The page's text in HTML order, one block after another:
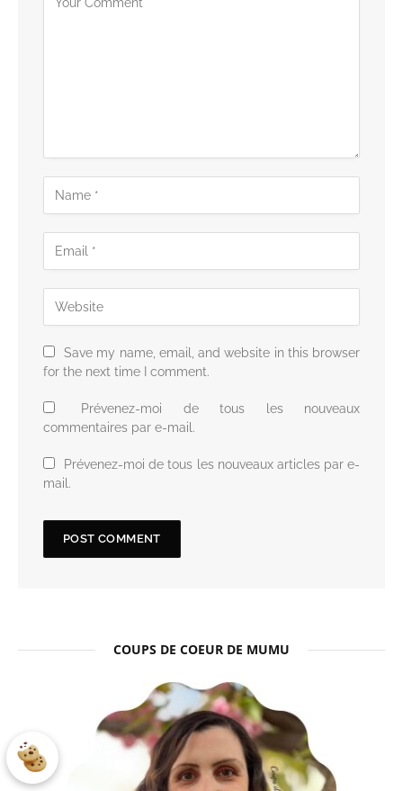
Save my name, email, and website in this browser
for the next time I comment.
Prévenez-moi de tous les nouveaux
commentaires par e-mail.
Prévenez-moi de tous les nouveaux articles par e-
mail.
COUPS DE COEUR DE MUMU